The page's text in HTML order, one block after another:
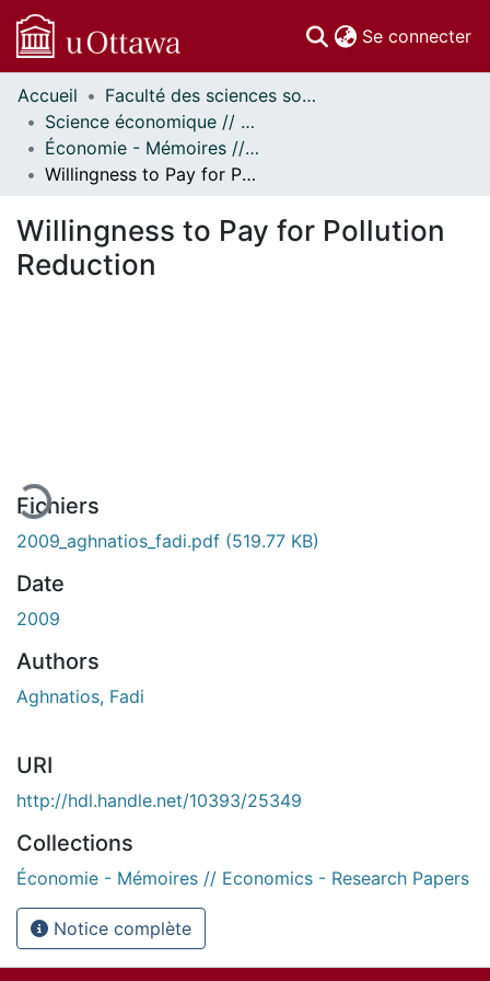
Se connecter
Communautés
et collections
Parcourir
Statistiques
À propos
Accueil
Faculté des sciences sociales // Faculty of Social Sciences
Science économique // Economics
Économie - Mémoires // Economics - Research Papers
Willingness to Pay for Pollution Reduction
Willingness to Pay for Pollution
Reduction
Fichiers
2009_aghnatios_fadi.pdf (519.77 KB)
Date
2009
Authors
Aghnatios, Fadi
URI
http://hdl.handle.net/10393/25349
Collections
Économie - Mémoires // Economics - Research Papers
Notice complète